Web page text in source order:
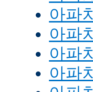
아파
아파
아파
아파